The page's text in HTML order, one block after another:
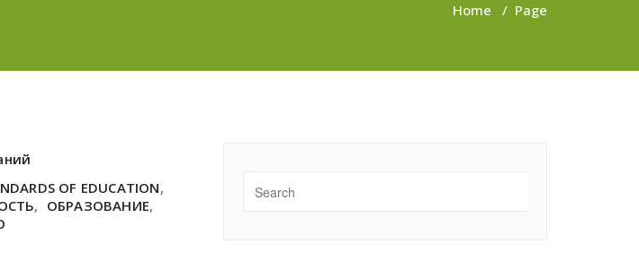
Home / Page
OF EDUCATION,
, ОБРАЗОВАНИЕ,